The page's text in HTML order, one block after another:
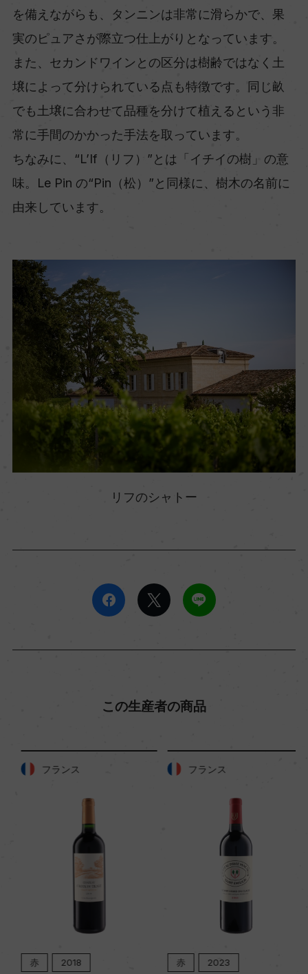
を備えながらも、タンニンは非常に滑らかで、果
実のピュアさが際立つ仕上がりとなっています。
また、セカンドワインとの区分は樹齢ではなく土
壌によって分けられている点も特徴です。同じ畝
でも土壌に合わせて品種を分けて植えるという非
常に手間のかかった手法を取っています。
ちなみに、“L’If（リフ）”とは「イチイの樹」の意
味。Le Pin の“Pin（松）”と同様に、樹木の名前に
由来しています。
リフのシャトー
この生産者の商品
フランス
赤 2018
フランス
赤 2023